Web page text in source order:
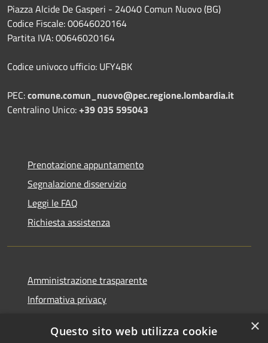
Piazza Alcide De Gasperi - 24040 Comun Nuovo (BG)
Codice Fiscale: 00646020164
Partita IVA: 00646020164
Codice univoco ufficio: UFY4BK
PEC:comune.comun_nuovo@pec.regione.lombardia.it
Centralino Unico:+39 035 595043
Prenotazione appuntamento
Segnalazione disservizio
Leggi le FAQ
Richiesta assistenza
Amministrazione trasparente
Informativa privacy
Dichiarazione di accessibilità
×
Questo sito web utilizza cookie